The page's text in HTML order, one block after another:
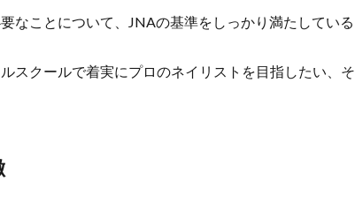
なことについて、JNAの基準をしっかり満たしている
スクールで着実にプロのネイリストを目指したい、そ